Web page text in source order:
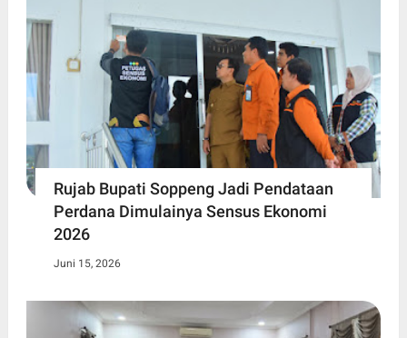
Rujab Bupati Soppeng Jadi Pendataan
Perdana Dimulainya Sensus Ekonomi
2026
Juni 15, 2026